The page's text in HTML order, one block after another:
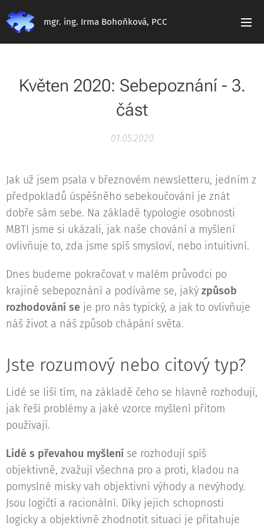
mgr. ing. Irma Bohoňková, PCC
Květen 2020: Sebepoznání - 3.
část
01.05.2020
Jak už jsem psala v březnovém newsletteru, jedním z
předpokladů úspěšněho sebekoučování je znát
dobře sám sebe. Na základě typologie osobnosti
MBTI jsme si ukázali, jak naše chování a myšlení
ovlivňuje to, zda jsme spíš smysloví, nebo intuitivní.
Dnes budeme pokračovat v malém průvodci po
krajině sebepoznání a podíváme se, jaký způsob
rozhodování se je pro nás typický, a jak to ovlivňuje
náš život a náš způsob chápání světa.
Jste rozumový nebo citový typ?
Lidé se liší tím, na základě čeho se hlavně rozhodují,
jak řeší problémy a jaké vzorce myšlení přitom
používají.
Lidé s převahou myšlení se rozhodují spíš
objektivně, zvažují všechna pro a proti, kladou na
pomyslné misky vah objektivní výhody a nevýhody.
Jsou logičtí a racionální. Díky jejich schopnosti
logicky a objektivně zhodnotit situaci je přitahuje